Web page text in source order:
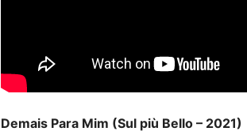
Demais Para Mim (Sul più Bello – 2021)